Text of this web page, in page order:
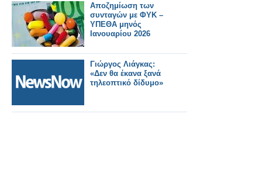
Αποζημίωση των
συνταγών με ΦΥΚ –
ΥΠΕΘΑ μηνός
Ιανουαρίου 2026
Γιώργος Λιάγκας:
«Δεν θα έκανα ξανά
τηλεοπτικό δίδυμο»